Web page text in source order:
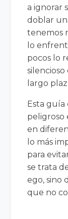
a ignorar
doblar
tenemos
lo
pocos lo
largo
Esta guía
peligroso
en
lo más
para
se trata
ego, sino
que no